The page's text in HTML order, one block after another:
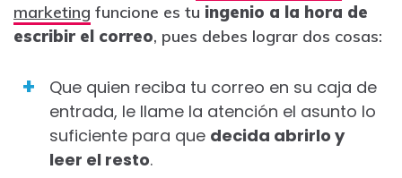
marketing funcione es tu ingenio a la hora de
escribir el correo, pues debes lograr dos cosas:
Que quien reciba tu correo en su caja de
entrada, le llame la atención el asunto lo
suficiente para que decida abrirlo y
leer el resto.